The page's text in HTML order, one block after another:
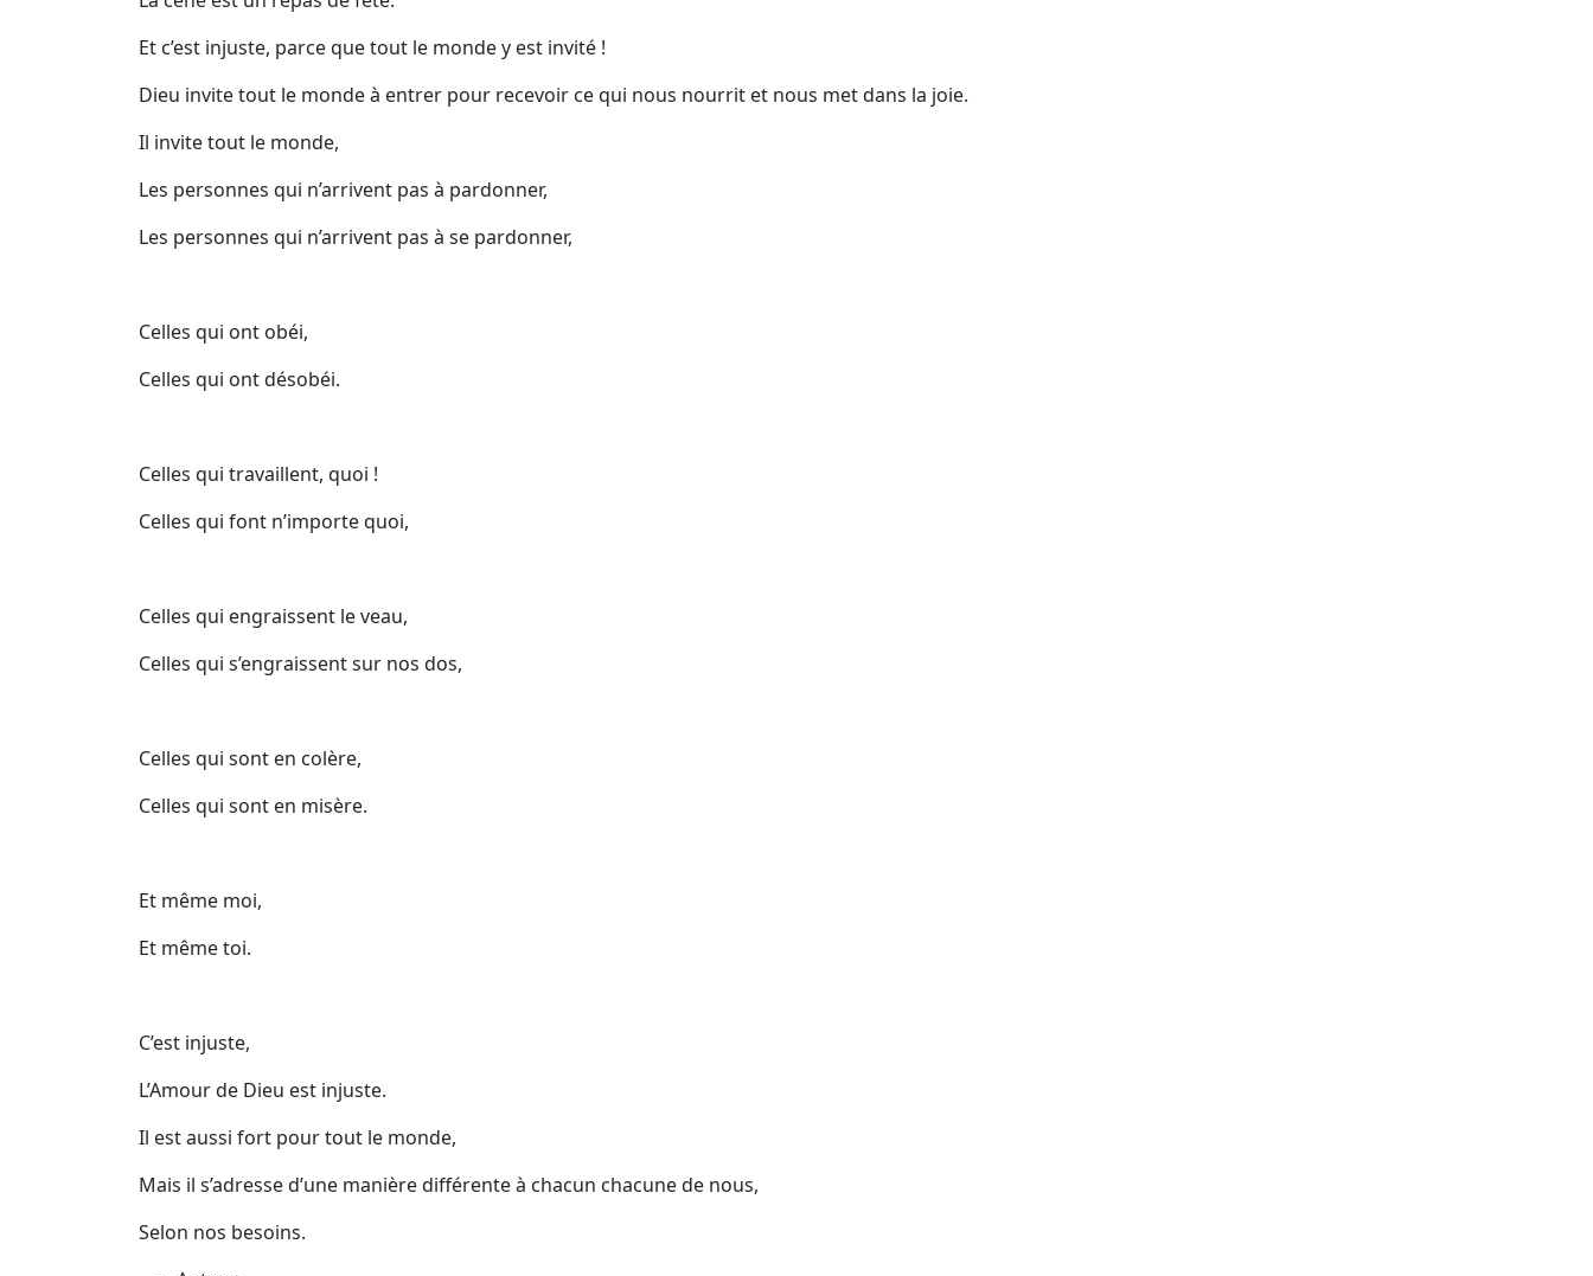
Et c’est injuste, parce que tout le monde y est invité !
Dieu invite tout le monde à entrer pour recevoir ce qui nous nourrit et nous met dans la joie.
Il invite tout le monde,
Les personnes qui n’arrivent pas à pardonner,
Les personnes qui n’arrivent pas à se pardonner,
Celles qui ont obéi,
Celles qui ont désobéi.
Celles qui travaillent, quoi !
Celles qui font n’importe quoi,
Celles qui engraissent le veau,
Celles qui s’engraissent sur nos dos,
Celles qui sont en colère,
Celles qui sont en misère.
Et même moi,
Et même toi.
C’est injuste,
L’Amour de Dieu est injuste.
Il est aussi fort pour tout le monde,
Mais il s’adresse d’une manière différente à chacun chacune de nous,
Selon nos besoins.